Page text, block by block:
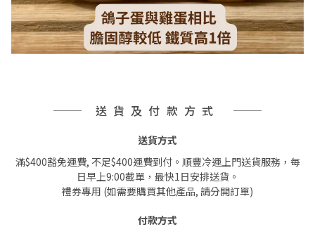
送貨及付款方式
送貨方式
滿$400豁免運費, 不足$400運費到付。順豐冷運上門送貨服務，每
日早上9:00截單，最快1日安排送貨。
禮券專用 (如需要購買其他產品, 請分開訂單)
付款方式